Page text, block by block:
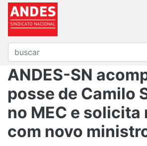
ANDES-SN
posse de Camilo
no MEC e solicita
com novo